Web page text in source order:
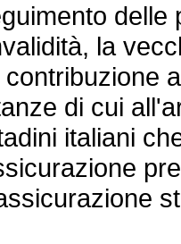
delle
la
di cui
italiani